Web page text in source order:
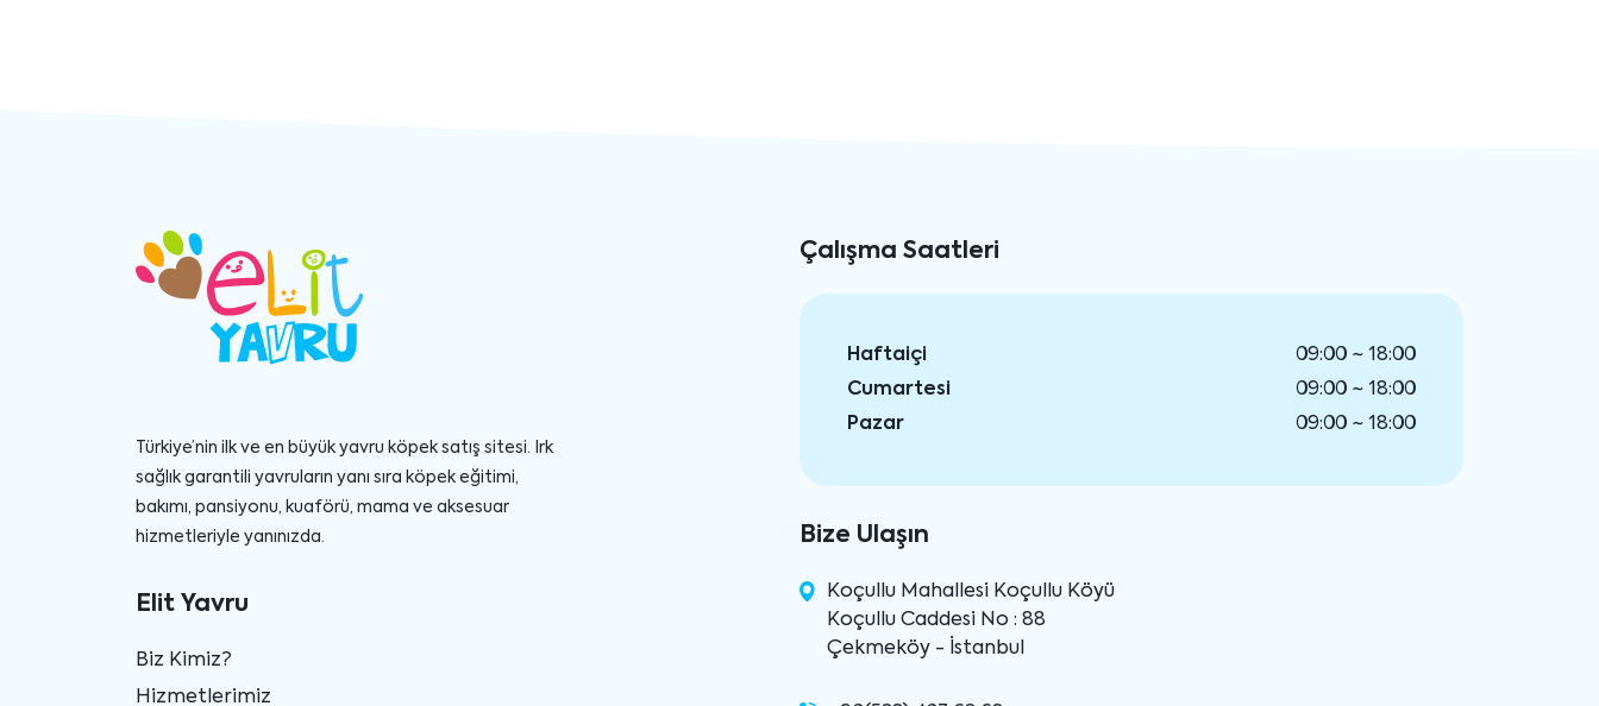
Türkiye’nin ilk ve en büyük yavru köpek satış sitesi. Irk
sağlık garantili yavruların yanı sıra köpek eğitimi,
bakımı, pansiyonu, kuaförü, mama ve aksesuar
hizmetleriyle yanınızda.
Elit Yavru
Biz Kimiz?
Hizmetlerimiz
Çalışma Saatleri
Haftaiçi
09:00 ~ 18:00
Cumartesi
09:00 ~ 18:00
Pazar
09:00 ~ 18:00
Bize Ulaşın
Koçullu Mahallesi Koçullu Köyü
Koçullu Caddesi No : 88
Çekmeköy - İstanbul